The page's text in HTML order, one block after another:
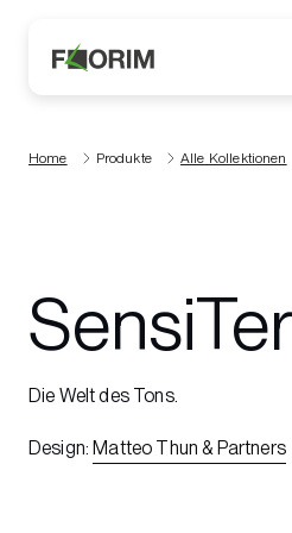
Home Produkte Alle Kollektionen
Die Welt des Tons.
Design: Matteo Thun & Partners